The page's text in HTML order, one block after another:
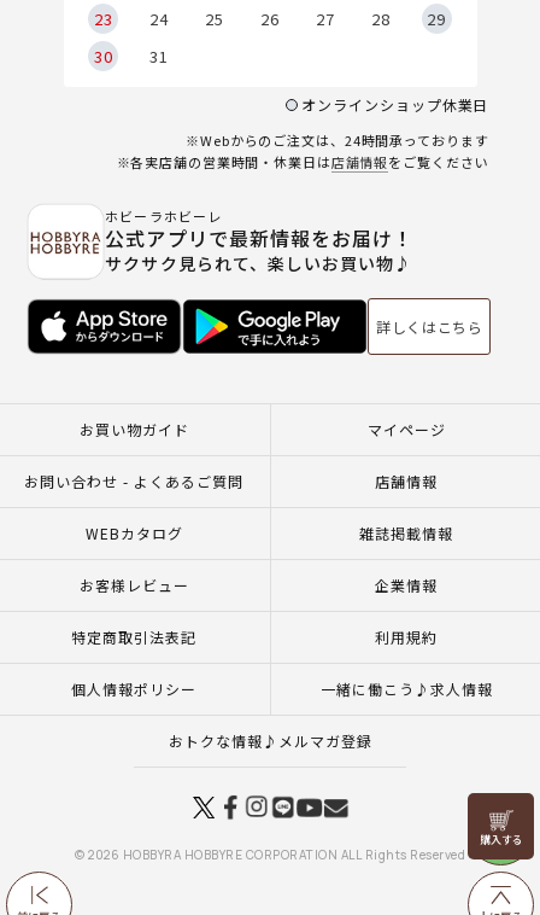
リリヤン
フェア
23
24 25 26 27 28
29
30
31
オンラインショップ休業日
※Webからのご注文は、24時間承っております
※各実店舗の営業時間・休業日は店舗情報をご覧ください
ホビーラホビーレ
公式アプリで最新情報をお届け！
サクサク見られて、楽しいお買い物♪
詳しくはこちら
お買い物ガイド マイページ
お問い合わせ - よくあるご質問 店舗情報
WEBカタログ 雑誌掲載情報
お客様レビュー 企業情報
特定商取引法表記 利用規約
個人情報ポリシー 一緒に働こう♪求人情報
おトクな情報♪メルマガ登録
© 2026 HOBBYRA HOBBYRE CORPORATION ALL Rights Reserved